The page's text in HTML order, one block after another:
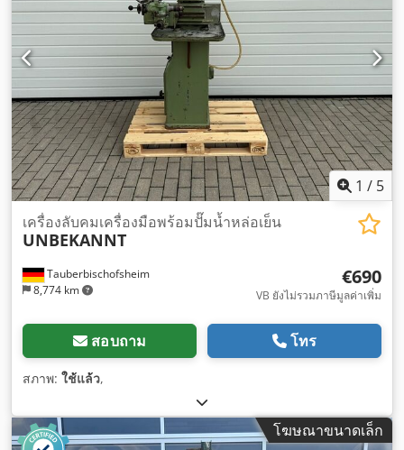
1 / 5
Tauberbischofsheim
8,774 km
เครื่องลับคมเครื่องมือพร้อมปั๊มน้ำหล่อเย็น
UNBEKANNT
€690
VB ยังไม่รวมภาษีมูลค่าเพิ่ม
สอบถาม โทร
สภาพ: ใช้แล้ว,
โฆษณาขนาดเล็ก